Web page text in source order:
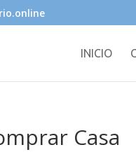
INICIO
Casa